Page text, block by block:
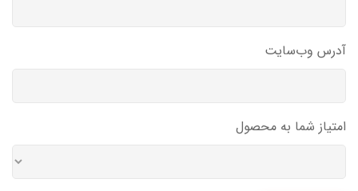
آدرس وب‌سایت
امتیاز شما به محصول